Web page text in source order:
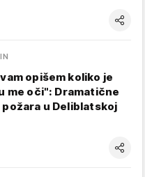
opišem koliko je
me oči": Dramatične
u Deliblatskoj